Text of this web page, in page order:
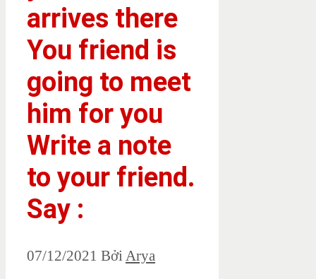
arrives there
You friend is
going to meet
him for you
Write a note
to your friend.
Say :
07/12/2021 BởiArya